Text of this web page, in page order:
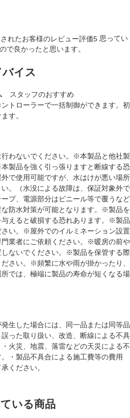
思ってい
で良かったと思います。
イス
トローラーで一括制御ができます。初
す。
わないでください。※本製品と他社製
製品を強く引っ張りますと断線する恐
で使用可能ですが、水はけが悪い場所
。（水没による故障は、保証対象外で
プ、電源部分はビニール等で覆うなど
防水対策が可能となります。※製品を
えると破損する恐れあります。※製品
い。※屋外でのイルミネーション設置
業者にご依頼ください。※暖房の前や
ないでください。※製品を保管する際
さい。※頻繁に水や雨が掛かったり、
では、極端に製品の寿命が短くなる場
生した場合には、同一品または同等品
った取り扱い、改造、断線による不具
火災、地震、落雷などの天災による不
・製品不具合による施工費等の費用
ください。
いる商品